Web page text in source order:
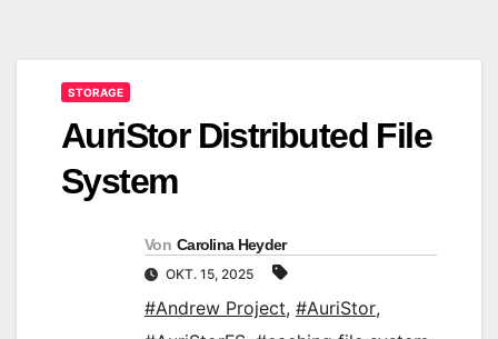
STORAGE
AuriStor Distributed File
System
Von Carolina Heyder
OKT. 15, 2025
#Andrew Project, #AuriStor,